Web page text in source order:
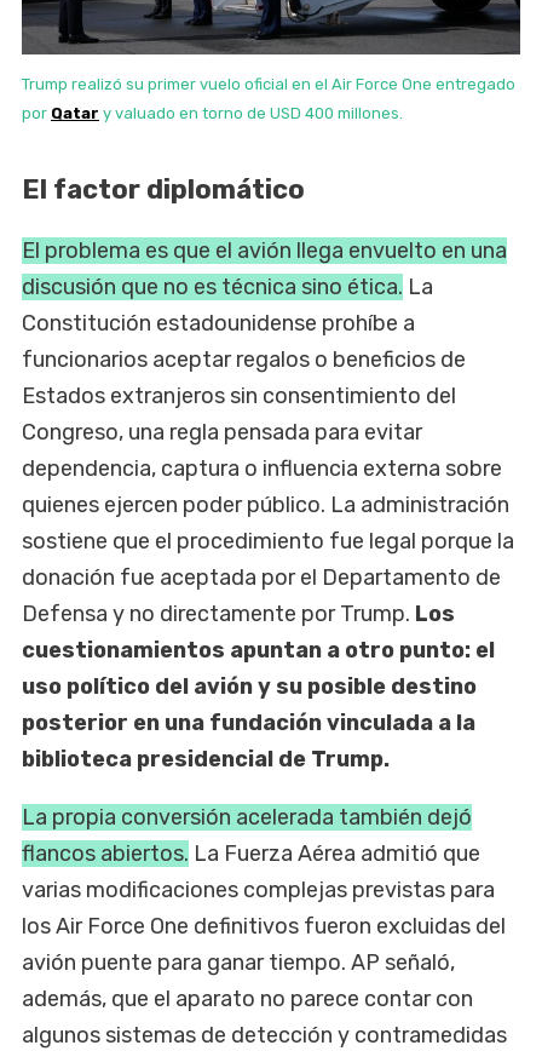
Trump realizó su primer vuelo oficial en el Air Force One entregado
por Qatar y valuado en torno de USD 400 millones.
El factor diplomático
El problema es que el avión llega envuelto en una
discusión que no es técnica sino ética. La
Constitución estadounidense prohíbe a
funcionarios aceptar regalos o beneficios de
Estados extranjeros sin consentimiento del
Congreso, una regla pensada para evitar
dependencia, captura o influencia externa sobre
quienes ejercen poder público. La administración
sostiene que el procedimiento fue legal porque la
donación fue aceptada por el Departamento de
Defensa y no directamente por Trump. Los
cuestionamientos apuntan a otro punto: el
uso político del avión y su posible destino
posterior en una fundación vinculada a la
biblioteca presidencial de Trump.
La propia conversión acelerada también dejó
flancos abiertos. La Fuerza Aérea admitió que
varias modificaciones complejas previstas para
los Air Force One definitivos fueron excluidas del
avión puente para ganar tiempo. AP señaló,
además, que el aparato no parece contar con
algunos sistemas de detección y contramedidas